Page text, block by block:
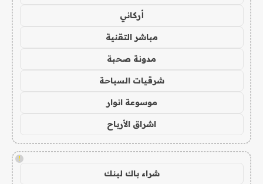
أركاني
مباشر التقنية
مدونة صحبة
شرقيات السياحة
موسوعة انوار
اشراق الأرباح
!
شراء باك لينك